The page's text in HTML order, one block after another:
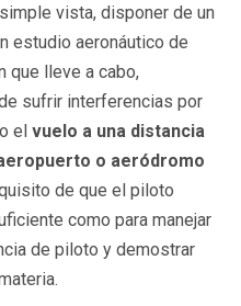
vista, disponer de un
estudio aeronáutico de
que lleve a cabo,
sufrir interferencias por
el vuelo a una distancia
o aeródromo
de que el piloto
como para manejar
de piloto y demostrar